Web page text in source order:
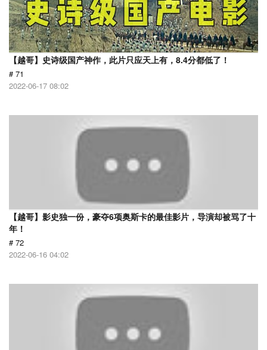
【越哥】史诗级国产神作，此片只应天上有，8.4分都低了！
# 71
2022-06-17 08:02
【越哥】影史独一份，豪夺6项奥斯卡的最佳影片，导演却被骂了十
年！
# 72
2022-06-16 04:02